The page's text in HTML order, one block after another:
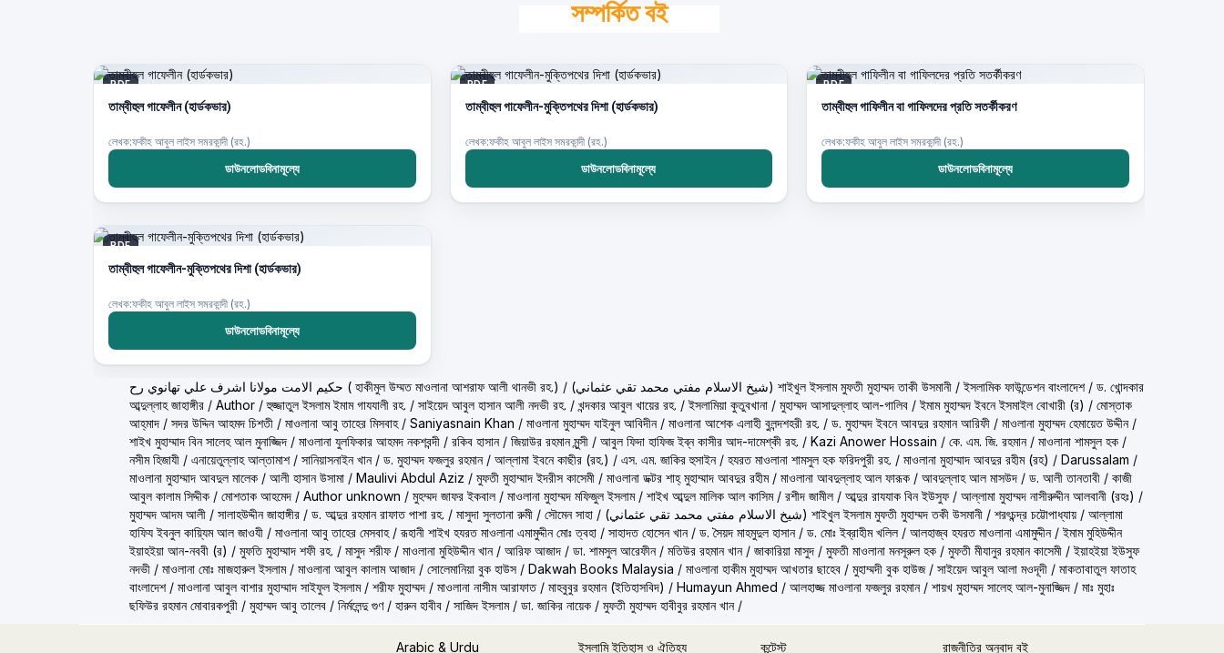
সম্পর্কিত বই
PDF
তাম্বীহুল গাফেলীন (হার্ডকভার)
লেখক:ফকীহ আবুল লাইস সমরকান্দী (রহ.)
ডাউনলোডবিনামূল্যে
PDF
তাম্বীহুল গাফেলীন-মুক্তিপথের দিশা (হার্ডকভার)
লেখক:ফকীহ আবুল লাইস সমরকান্দী (রহ.)
ডাউনলোডবিনামূল্যে
PDF
তাম্বীহুল গাফিলীন বা গাফিলদের প্রতি সতর্কীকরণ
লেখক:ফকীহ আবুল লাইস সমরকান্দী (রহ.)
ডাউনলোডবিনামূল্যে
PDF
তাম্বীহুল গাফেলীন-মুক্তিপথের দিশা (হার্ডকভার)
লেখক:ফকীহ আবুল লাইস সমরকান্দী (রহ.)
ডাউনলোডবিনামূল্যে
حكيم الامت مولانا اشرف علي تهانوي رح ( হাকীমুল উম্মত মাওলানা আশরাফ আলী থানভী রহ.) / (شيخ الاسلام مفتي محمد تقي عثماني) শাইখুল ইসলাম মুফতী মুহাম্মদ তাকী উসমানী /ইসলামিক ফাউন্ডেশন বাংলাদেশ/ ড. খোন্দকার
আব্দুল্লাহ জাহাঙ্গীর / Author /হুজ্জাতুল ইসলাম ইমাম গাযযালী রহ. / সাইয়েদ আবুল হাসান আলী নদভী রহ. / খন্দকার আবুল খায়ের রহ. /ইসলামিয়া কুতুবখানা / মুহাম্মদ আসাদুল্লাহ আল-গালিব /ইমাম মুহাম্মদ ইবনে ইসমাইল বোখারী (র) / মোস্তাক
আহ্‌মাদ / সদর উদ্দিন আহমদ চিশতী / মাওলানা আবু তাহের মিসবাহ/ Saniyasnain Khan / মাওলানা মুহাম্মদ যাইনুল আবিদীন/ মাওলানা আশেক এলাহী বুলন্দশহরী রহ. / ড. মুহাম্মদ ইবনে আবদুর রহমান আরিফী / মাওলানা মুহাম্মদ হেমায়েত উদ্দীন/
শাইখ মুহাম্মাদ বিন সালেহ আল মুনাজ্জিদ / মাওলানা যুলফিকার আহমদ নকশবন্দী / রকিব হাসান/ জিয়াউর রহমান মুন্সী / আবুল ফিদা হাফিজ ইব্‌ন কাসীর আদ-দামেশ্‌কী রহ. / Kazi Anower Hossain / কে. এম. জি. রহমান/ মাওলানা শামসুল হক /
নসীম হিজাযী / এনায়েতুল্লাহ আল্‌তামাশ/ সানিয়াসনাইন খান/ ড. মুহাম্মদ ফজলুর রহমান/ আল্লামা ইবনে কাছীর (রহ.) / এস. এম. জাকির হুসাইন/ হযরত মাওলানা শামসুল হক ফরিদপুরী রহ. / মাওলানা মুহাম্মাদ আবদুর রহীম (রহ) / Darussalam /
মাওলানা মুহাম্মাদ আবদুল মালেক / আলী হাসান উসামা / Maulivi Abdul Aziz / মুফতী মুহাম্মাদ ইদরীস কাসেমী / মাওলানা ডক্টর শাহ্‌ মুহাম্মাদ আবদুর রহীম/ মাওলানা আবদুল্লাহ আল ফারূক / আবদুল্লাহ আল মাসউদ / ড. আলী তানতাবী / কাজী
আবুল কালাম সিদ্দীক / মোশতাক আহমেদ / Author unknown / মুহম্মদ জাফর ইকবাল / মাওলানা মুহাম্মদ মফিজুল ইসলাম/ শাইখ আব্দুল মালিক আল কাসিম/ রশীদ জামীল / আব্দুর রাযযাক বিন ইউসুফ/ আল্লামা মুহাম্মদ নাসীরুদ্দীন আলবানী (রহঃ) /
মুহাম্মদ আদম আলী / সালাহউদ্দীন জাহাঙ্গীর / ড. আব্দুর রহমান রাফাত পাশা রহ. / মাসুদা সুলতানা রুমী / সৌমেন সাহা / (شيخ الاسلام مفتي محمد تقي عثماني) শাইখুল ইসলাম মুফতী মুহাম্মদ তকী উসমানী / শরৎচন্দ্র চট্টোপাধ্যায় / আল্লামা
হাফিয ইবনুল কায়্যিম আল জাওযী / মাওলানা আবু তাহের মেসবাহ/রূহানী শাইখ হযরত মাওলানা এমামুদ্দীন মোঃ ত্বহা / সাহাদত হোসেন খান/ ড. সৈয়দ মাহমুদুল হাসান/ ড. মোঃ ইব্রাহীম খলিল / আলহাজ্ব হযরত মাওলানা এমামুদ্দীন/ইমাম মুহিউদ্দীন
ইয়াহইয়া আন-নববী (র) / মুফতি মুহাম্মাদ শফী রহ. / মাসুদ শরীফ/ মাওলানা মুহিউদ্দীন খান/ আরিফ আজাদ / ডা. শামসুল আরেফীন/ মতিউর রহমান খান/ জাকারিয়া মাসুদ / মুফতী মাওলানা মনসূরুল হক / মুফতী মীযানুর রহমান কাসেমী /ইয়াহইয়া ইউসুফ
নদভী / মাওলানা মোঃ মাজহারুল ইসলাম/ মাওলানা আবুল কালাম আজাদ / সোলেমানিয়া বুক হাউস / Dakwah Books Malaysia / মাওলানা হাকীম মুহাম্মদ আখতার ছাহেব / মুহাম্মদী বুক হাউজ/ সাইয়েদ আবুল আলা মওদূদী / মাকতাবাতুল ফাতাহ
বাংলাদেশ/ মাওলানা আবুল বাশার মুহাম্মাদ সাইফুল ইসলাম/ শরীফ মুহাম্মদ / মাওলানা নাসীম আরাফাত/ মাহবুবুর রহমান (ইতিহাসবিদ) / Humayun Ahmed / আলহাজ্জ মাওলানা ফজলুর রহমান/ শায়খ মুহাম্মদ সালেহ আল-মুনাজ্জিদ / মাঃ মুহাঃ
ছফিউর রহমান মোবারকপুরী / মুহাম্মদ আবু তালেব / নির্মলেন্দু গুণ/ হারুন হাবীব / সাজিদ ইসলাম/ ডা. জাকির নায়েক / মুফতী মুহাম্মদ হাবীবুর রহমান খান/
Arabic & Urdu ইসলামি ইতিহাস ও ঐতিহ্য কন্টেস্ট রাজনীতির অনুবাদ বই